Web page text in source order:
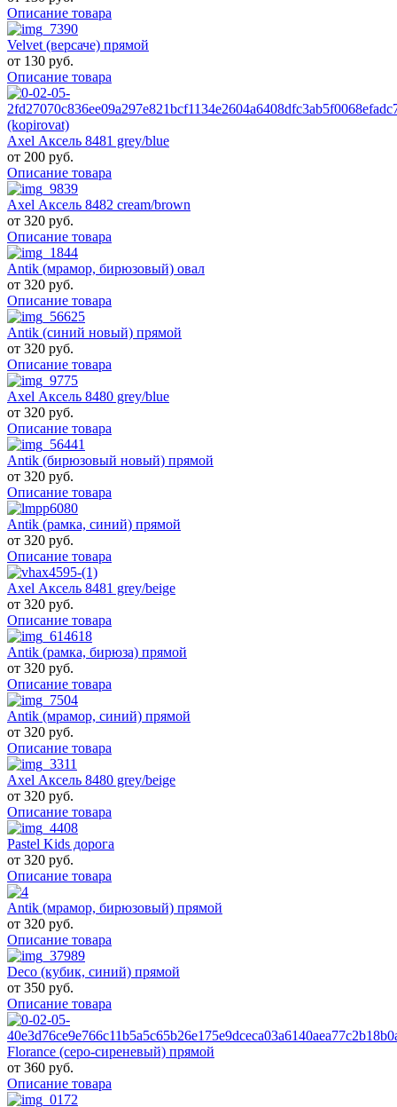
Описание товара
Velvet (версаче) прямой
от 130 руб.
Описание товара
Axel Аксель 8481 grey/blue
от 200 руб.
Описание товара
Axel Аксель 8482 cream/brown
от 320 руб.
Описание товара
Antik (мрамор, бирюзовый) овал
от 320 руб.
Описание товара
Antik (синий новый) прямой
от 320 руб.
Описание товара
Axel Аксель 8480 grey/blue
от 320 руб.
Описание товара
Antik (бирюзовый новый) прямой
от 320 руб.
Описание товара
Antik (рамка, синий) прямой
от 320 руб.
Описание товара
Axel Аксель 8481 grey/beige
от 320 руб.
Описание товара
Antik (рамка, бирюза) прямой
от 320 руб.
Описание товара
Antik (мрамор, синий) прямой
от 320 руб.
Описание товара
Axel Аксель 8480 grey/beige
от 320 руб.
Описание товара
Pastel Kids дорога
от 320 руб.
Описание товара
Antik (мрамор, бирюзовый) прямой
от 320 руб.
Описание товара
Deco (кубик, синий) прямой
от 350 руб.
Описание товара
Florance (серо-сиреневый) прямой
от 360 руб.
Описание товара